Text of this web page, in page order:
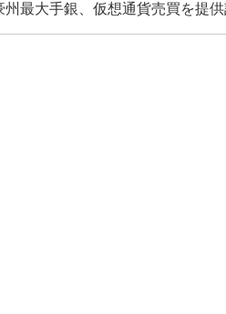
州最大手銀、仮想通貨売買を提